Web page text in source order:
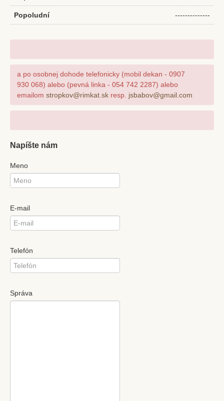
--------------
a po osobnej dohode telefonicky (mobil dekan - 0907
930 068) alebo (pevná linka - 054 742 2287) alebo
emailom stropkov@rimkat.sk resp. jsbabov@gmail.com
Napíšte nám
Meno
E-mail
Telefón
Správa